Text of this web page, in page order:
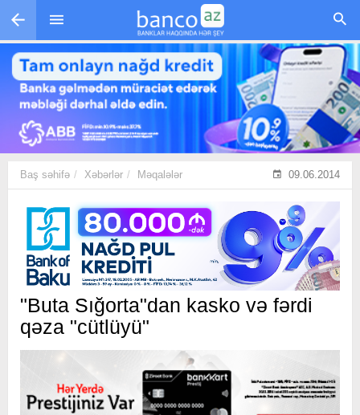
Skip to main content
Baş səhifə Xəbərlər Məqalələr 09.06.2014
"Buta Sığorta"dan kasko və fərdi
qəza "cütlüyü"